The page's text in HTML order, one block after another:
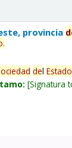
provincia
.
delEstado
Signatura